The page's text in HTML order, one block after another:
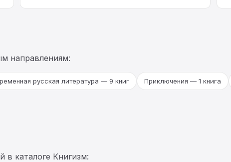
направлениям:
русская литература — 9 книг Приключения — 1 книга
в каталоге Книгизм: